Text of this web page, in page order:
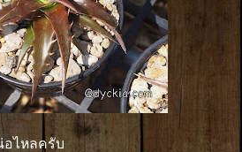
อไหลครับ